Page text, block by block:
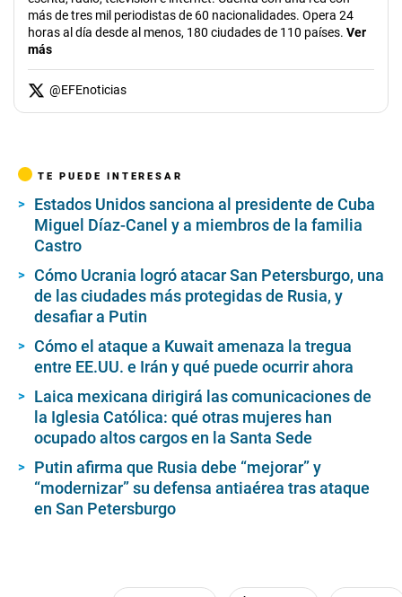
más de tres mil periodistas de 60 nacionalidades. Opera 24
horas al día desde al menos, 180 ciudades de 110 países. Ver
más
@EFEnoticias
TE PUEDE INTERESAR
Estados Unidos sanciona al presidente de Cuba
Miguel Díaz-Canel y a miembros de la familia
Castro
Cómo Ucrania logró atacar San Petersburgo, una
de las ciudades más protegidas de Rusia, y
desafiar a Putin
Cómo el ataque a Kuwait amenaza la tregua
entre EE.UU. e Irán y qué puede ocurrir ahora
Laica mexicana dirigirá las comunicaciones de
la Iglesia Católica: qué otras mujeres han
ocupado altos cargos en la Santa Sede
Putin afirma que Rusia debe “mejorar” y
“modernizar” su defensa antiaérea tras ataque
en San Petersburgo